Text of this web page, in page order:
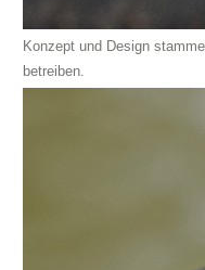
Konzept und Design
betreiben.